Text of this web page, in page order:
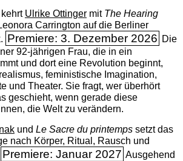
kehrt Ulrike Ottingermit The ­Hearing
Carrington auf die Berliner
Premiere: 3. Dezember 2026 Die
92-jährigen Frau, die in ein
und dort eine Revolution beginnt,
feministische Imagination,
und Theater. Sie fragt, wer überhört
geschieht, wenn gerade diese
die Welt zu verändern.
und Le Sacre du printempssetzt das
nach Körper, Ritual, Rausch und
Premiere: Januar 2027 Ausgehend